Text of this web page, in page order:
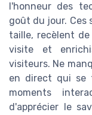
l'honneur des
goût du jour. Ces
taille, recèlent
visite et
visiteurs. Ne
en direct qui se
moments
d'apprécier le